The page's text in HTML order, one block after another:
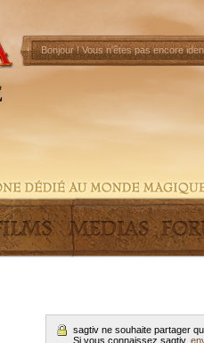
Bonjour !Vous n'êtes pas encore
sagtiv ne souhaite partager
Si vous connaissez sagtiv,